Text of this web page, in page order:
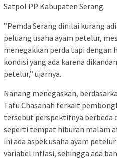
Satpol PP Kabupaten Serang.
”Pemda Serang dinilai kurang
peluang usaha ayam petelur,
menegakkan perda tapi
kondisi yang ada karena
petelur,” ujarnya.
Nanang menegaskan,
Tatu Chasanah terkait
tersebut perspektifnya berbeda
seperti tempat hiburan malam
ini ada aspek usaha ayam
variabel inflasi, sehingga ada